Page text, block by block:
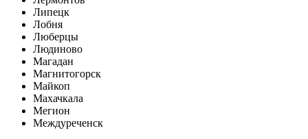
Липецк
Лобня
Люберцы
Людиново
Магадан
Магнитогорск
Майкоп
Махачкала
Мегион
Междуреченск